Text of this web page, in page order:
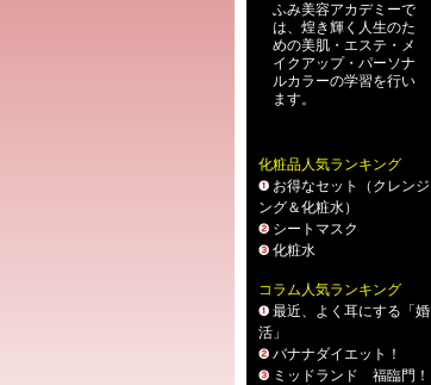
ふみ美容アカデミーで
は、煌き輝く人生のた
めの美肌・エステ ・ メ
イクアップ・ パーソナ
ルカラーの学習を行い
ます。
化粧品人気ランキング
お得なセット（クレンジ
ング＆化粧水）
シートマスク
化粧水
コラム人気ランキング
最近、よく耳にする「婚
活」
バナナダイエット！
ミッドランド 福臨門！